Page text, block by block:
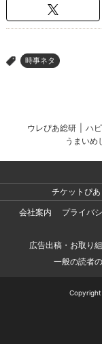
> 時事ネタ
ウレぴあ総研 ハ
うまいめ
チケットぴあ
会社案内
プライバ
広告出稿・お取り
一般の読者
Copyright